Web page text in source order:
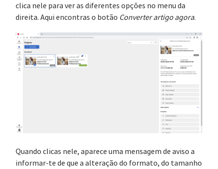
clica nele para ver as diferentes opções no menu da
direita. Aqui encontras o botão Converter artigo agora.
Quando clicas nele, aparece uma mensagem de aviso a
informar-te de que a alteração do formato, do tamanho